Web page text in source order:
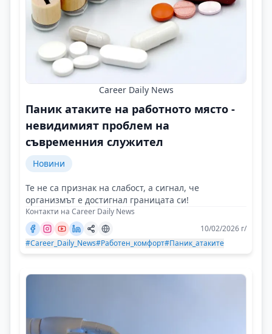
Career Daily News
Паник атаките на работното място -
невидимият проблем на
съвременния служител
Новини
Те не са признак на слабост, а сигнал, че
организмът е достигнал границата си!
Контакти на Career Daily News
10/02/2026 г/
#Career_Daily_News#Работен_комфорт#Паник_атаките